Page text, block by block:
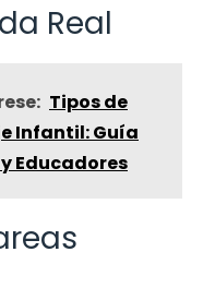
Real
Tipos de
Infantil: Guía
Educadores